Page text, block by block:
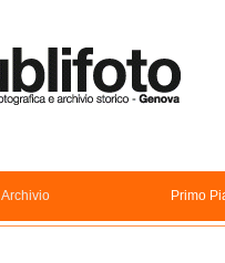
Archivio Primo